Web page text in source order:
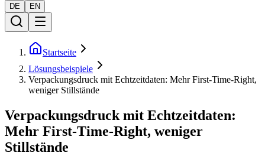
DE EN
Startseite
Lösungsbeispiele
Verpackungsdruck mit Echtzeitdaten: Mehr First-Time-Right,
weniger Stillstände
Verpackungsdruck mit Echtzeitdaten:
Mehr First-Time-Right, weniger
Stillstände